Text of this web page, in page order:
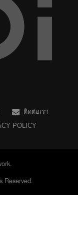
ติดต่อเรา
POLICY
Reserved.